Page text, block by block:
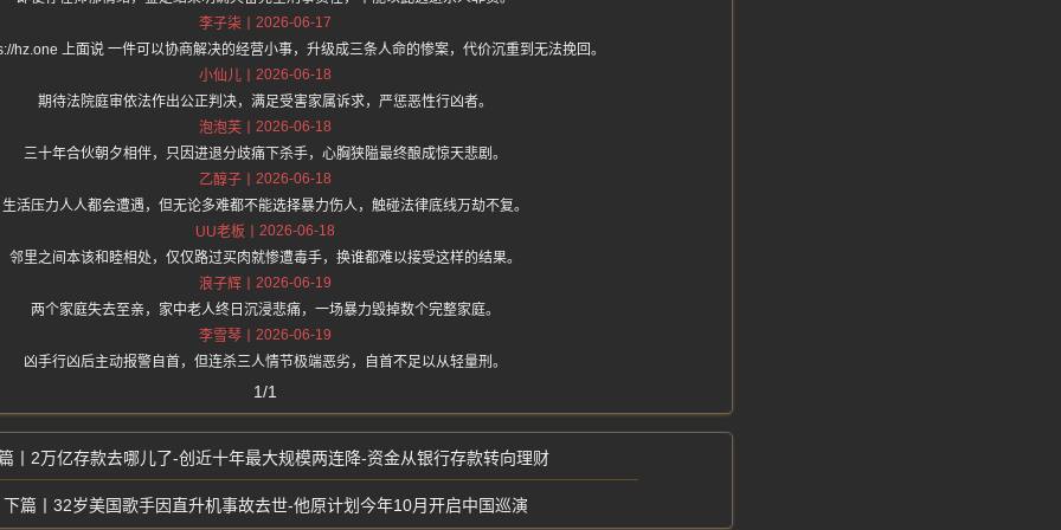
李子柒
2026-06-17
hz.one 上面说 一件可以协商解决的经营小事，升级成三条人命的惨案，代价沉重到无法挽回。
小仙儿
2026-06-18
期待法院庭审依法作出公正判决，满足受害家属诉求，严惩恶性行凶者。
泡泡芙
2026-06-18
三十年合伙朝夕相伴，只因进退分歧痛下杀手，心胸狭隘最终酿成惊天悲剧。
乙醇子
2026-06-18
生活压力人人都会遭遇，但无论多难都不能选择暴力伤人，触碰法律底线万劫不复。
UU老板
2026-06-18
邻里之间本该和睦相处，仅仅路过买肉就惨遭毒手，换谁都难以接受这样的结果。
浪子辉
2026-06-19
两个家庭失去至亲，家中老人终日沉浸悲痛，一场暴力毁掉数个完整家庭。
李雪琴
2026-06-19
凶手行凶后主动报警自首，但连杀三人情节极端恶劣，自首不足以从轻量刑。
1/1
2万亿存款去哪儿了-创近十年最大规模两连降-资金从银行存款转向理财
32岁美国歌手因直升机事故去世-他原计划今年10月开启中国巡演